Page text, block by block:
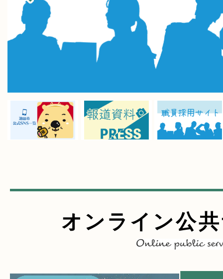
いけだ・いらっしゃいフェス
2026年08月04日
池田市廃棄物減量等推進審議会
2026年08月03日
【募集】心理相談員（会計年度
4日勤務。ただし勤務日数・時
2026年08月03日
完璧な親なんていない！～ノ
ェクト・プログラム～
オンライン公
Online